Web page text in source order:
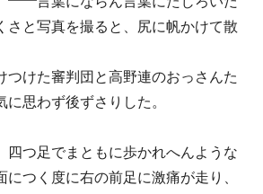
さと写真を撮ると、尻に帆かけて散
けた審判団と高野連のおっさんた
思わず後ずさりした。
つ足でまともに歩かれへんような
につく度に右の前足に激痛が走り、